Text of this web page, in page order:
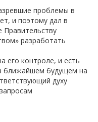
проблемы в
и поэтому дал в
Правительству
разработать
его контроле, и есть
ближайшем будущем на
духу